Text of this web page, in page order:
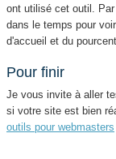
ont utilisé cet outil.
dans le temps pour
d'accueil et du
Pour finir
Je vous invite à aller
si votre site est bien
outils pour webmasters